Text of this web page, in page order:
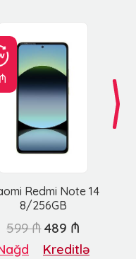
Redmi Note 14
8/256GB
599 ₼ 489 ₼
Kreditlə